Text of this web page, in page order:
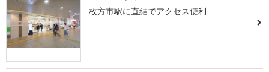
枚方市駅に直結でアクセス便利